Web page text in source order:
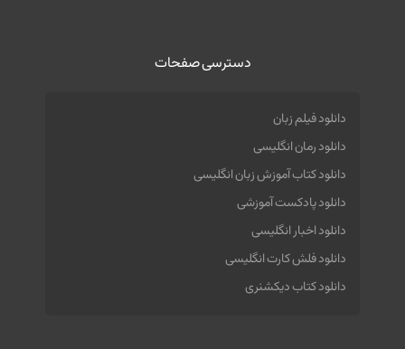
دسترسی صفحات
دانلود فیلم زبان
دانلود رمان انگلیسی
دانلود کتاب آموزش زبان انگلیسی
دانلود پادکست آموزشی
دانلود اخبار انگلیسی
دانلود فلش کارت انگلیسی
دانلود کتاب دیکشنری